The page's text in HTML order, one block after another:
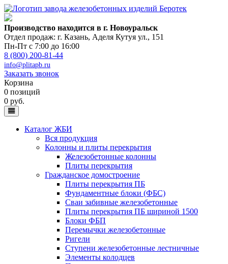
Производство находится в г. Новоуральск
Отдел продаж: г. Казань, Аделя Кутуя ул., 151
Пн-Пт с 7:00 до 16:00
8 (800) 200-81-44
info@plitapb.ru
Заказать звонок
Корзина
0 позиций
0 руб.
Каталог ЖБИ
Вся продукция
Колонны и плиты перекрытия
Железобетонные колонны
Плиты перекрытия
Гражданское домостроение
Плиты перекрытия ПБ
Фундаментные блоки (ФБС)
Сваи забивные железобетонные
Плиты перекрытия ПБ шириной 1500
Блоки ФБП
Перемычки железобетонные
Ригели
Ступени железобетонные лестничные
Элементы колодцев